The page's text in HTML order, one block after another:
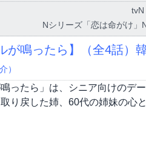
tvN
Nシリーズ「恋は命がけ
が鳴ったら】（全4話）
）
鳴ったら」は、シニア向けのデ
り戻した姉、60代の姉妹の心